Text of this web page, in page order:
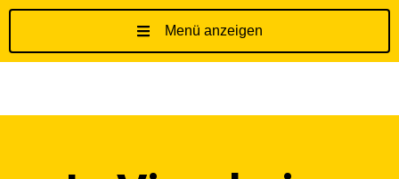
Menü anzeigen